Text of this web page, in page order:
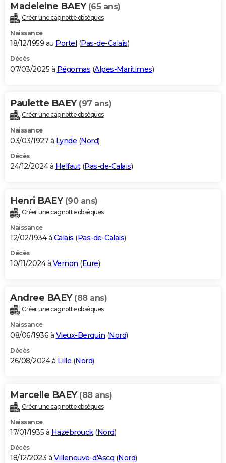
Madeleine BAEY (65 ans)
Créer une cagnotte obsèques
Naissance
18/12/1959 au Portel (Pas-de-Calais)
Décès
07/03/2025 à Pégomas (Alpes-Maritimes)
Paulette BAEY (97 ans)
Créer une cagnotte obsèques
Naissance
03/03/1927 à Lynde (Nord)
Décès
24/12/2024 à Helfaut(Pas-de-Calais)
Henri BAEY (90 ans)
Créer une cagnotte obsèques
Naissance
12/02/1934 à Calais (Pas-de-Calais)
Décès
10/11/2024 à Vernon (Eure)
Andree BAEY (88 ans)
Créer une cagnotte obsèques
Naissance
08/06/1936 à Vieux-Berquin (Nord)
Décès
26/08/2024 à Lille (Nord)
Marcelle BAEY (88 ans)
Créer une cagnotte obsèques
Naissance
17/01/1935 à Hazebrouck(Nord)
Décès
18/12/2023 à Villeneuve-d'Ascq (Nord)